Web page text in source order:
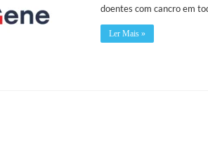
doentes com cancro em
Ler Mais »